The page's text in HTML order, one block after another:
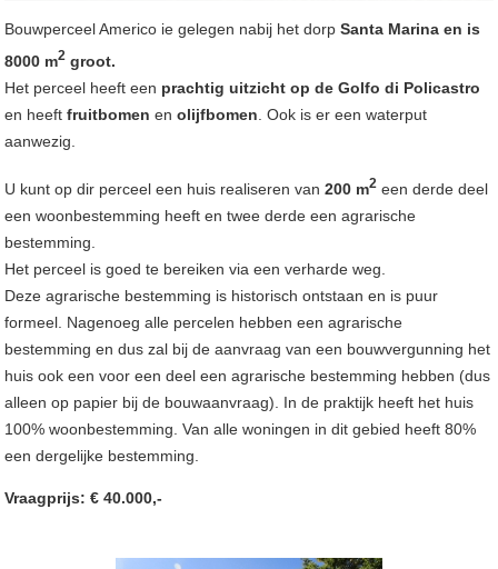
Bouwperceel Americo ie gelegen nabij het dorpSanta Marina en is
8000 m2 groot.
Het perceel heeft een prachtig uitzicht op de Golfo di Policastro
en heeftfruitbomen enolijfbomen . Ook is er een waterput
aanwezig.
U kunt op dir perceel een huis realiseren van200 m2 een derde deel
een woonbestemming heeft en twee derde een agrarische
bestemming.
Het perceel is goed te bereiken via een verharde weg.
Deze agrarische bestemming is historisch ontstaan en is puur
formeel. Nagenoeg alle percelen hebben een agrarische
bestemming en dus zal bij de aanvraag van een bouwvergunning het
huis ook een voor een deel een agrarische bestemming hebben (dus
alleen op papier bij de bouwaanvraag). In de praktijk heeft het huis
100% woonbestemming. Van alle woningen in dit gebied heeft 80%
een dergelijke bestemming.
Vraagprijs: € 40.000,-